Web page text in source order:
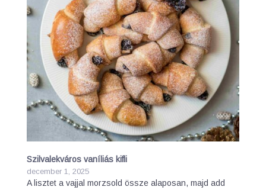
Szilvalekváros vaníliás kifli
december 1, 2025
A lisztet a vajjal morzsold össze alaposan, majd add